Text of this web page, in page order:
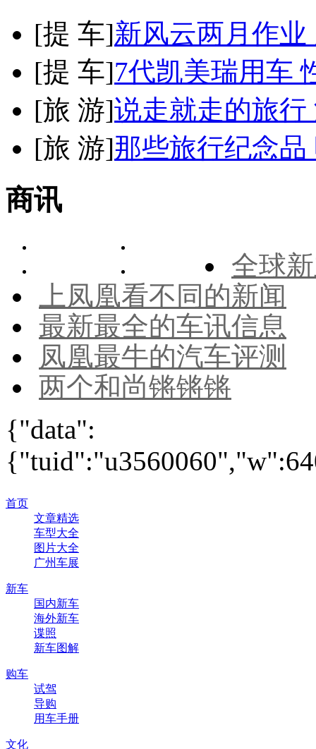
[提 车]新风云两月作
[提 车]7代凯美瑞用车
[旅 游]说走就走的旅
[旅 游]那些旅行纪念
商讯
全球
上凤凰看不同的新闻
最新最全的车讯信息
凤凰最牛的汽车评测
两个和尚锵锵锵
{"data":
首页
文章精选
车型大全
图片大全
广州车展
新车
国内新车
海外新车
谍照
新车图解
购车
试驾
导购
用车手册
文化